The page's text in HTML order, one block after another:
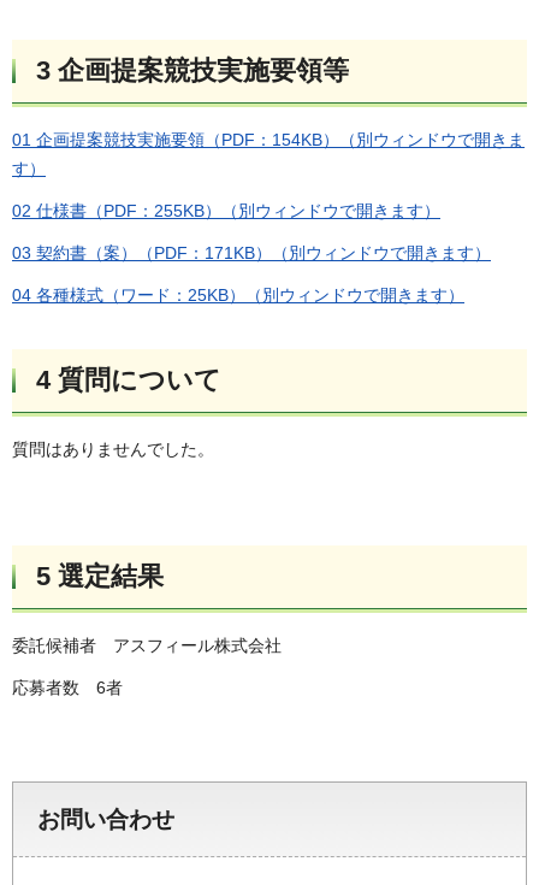
3 企画提案競技実施要領等
01 企画提案競技実施要領（PDF：154KB）（別ウィンドウで開きま
す）
02 仕様書（PDF：255KB）（別ウィンドウで開きます）
03 契約書（案）（PDF：171KB）（別ウィンドウで開きます）
04 各種様式（ワード：25KB）（別ウィンドウで開きます）
4 質問について
質問はありませんでした。
5 選定結果
委託候補者 アスフィール株式会社
応募者数 6者
お問い合わせ